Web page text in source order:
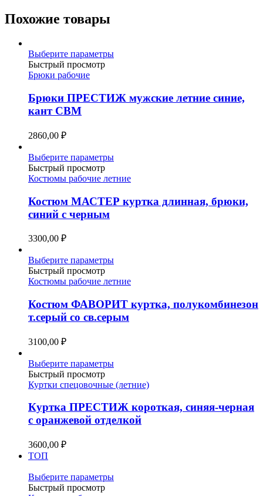
Похожие товары
Выберите параметрыЭтот
вариаций.
Опции
товара.
Быстрый просмотр
Брюки рабочие
Брюки ПРЕСТИЖ мужские летние синие,
кант СВМ
2860,00 ₽
Выберите параметрыЭтот
имеет
вариаций.
Опции
товара.
Быстрый просмотр
Костюмы рабочие летние
Костюм МАСТЕР куртка длинная, брюки,
синий с черным
3300,00 ₽
Выберите параметрыЭтот
имеет
вариаций.
Опции
можно
товара.
Быстрый просмотр
Костюмы рабочие летние
Костюм ФАВОРИТ куртка, полукомбинезон
т.серый со св.серым
3100,00 ₽
Выберите параметрыЭтот
имеет
вариаций.
Опции
можно
Быстрый просмотр
Куртки спецовочные (летние)
Куртка ПРЕСТИЖ короткая, синяя-черная
с оранжевой отделкой
3600,00 ₽
ТОП
Выберите параметрыЭтот
Быстрый просмотр